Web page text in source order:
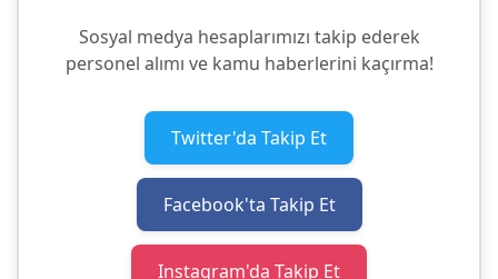
Sosyal medya hesaplarımızı takip ederek
personel alımı ve kamu haberlerini kaçırma!
Twitter'da Takip Et
Facebook'ta Takip Et
Instagram'da Takip Et